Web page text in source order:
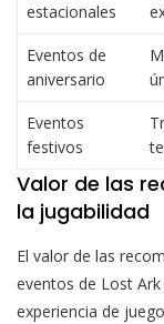
estacionales
Eventos de
aniversario
Eventos
festivos
Valor de las
la jugabilidad
El valor de las
eventos de Lost
experiencia de